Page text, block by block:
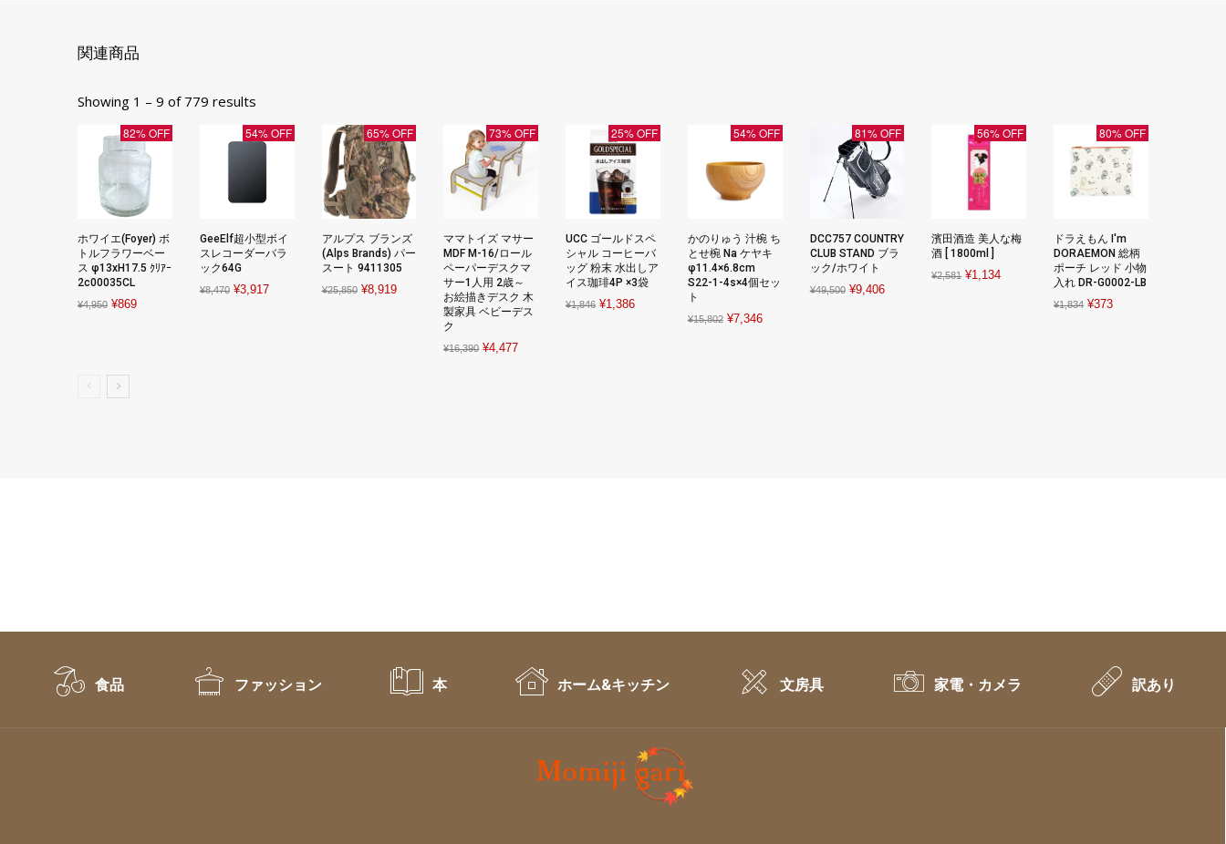
関連商品
Showing 1 – 9 of 779 results
82% OFF
ホワイエ(Foyer) ボ
トルフラワーベー
ス φ13xH17.5 ｸﾘｱｰ
2c00035CL
¥4,950 Original
¥869Current
54% OFF
GeeElf超小型ボイ
スレコーダーバラ
ック64G
¥8,470 Original
¥3,917Current
65% OFF
アルプス ブランズ
(Alps Brands) パー
スート 9411305
¥25,850 Original
¥8,919Current
73% OFF
ママトイズ マサー
MDF M-16/ロール
ペーパーデスクマ
サー1人用 2歳～
お絵描きデスク 木
製家具 ベビーデス
ク
¥16,390 Original
¥4,477Current
25% OFF
UCC ゴールドスペ
シャル コーヒーバ
ッグ 粉末 水出しア
イス珈琲4P ×3袋
¥1,846 Original
¥1,386Current
54% OFF
かのりゅう 汁椀 ち
とせ椀 Na ケヤキ
φ11.4×6.8cm
S22-1-4s×4個セッ
ト
¥15,802 Original
¥7,346Current
81% OFF
DCC757 COUNTRY
CLUB STAND ブラ
ック/ホワイト
¥49,500 Original
¥9,406Current
56% OFF
濱田酒造 美人な梅
酒 [ 1800ml ]
¥2,581 Original
¥1,134Current
80% OFF
ドラえもん I'm
DORAEMON 総柄
ポーチ レッド 小物
入れ DR-G0002-LB
¥1,834 Original
¥373Current
食品 ファッション 本 ホーム&キッチン 文房具 家電・カメラ 訳あり